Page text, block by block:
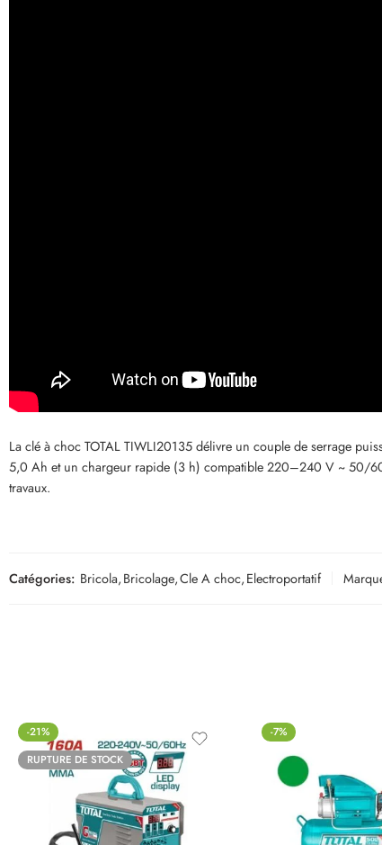
La clé à choc TOTAL TIWLI20135 délivre un couple de serrage
5,0 Ah et un chargeur rapide (3 h) compatible 220–240 V ~ 50/
travaux.
Catégories: Bricola,Bricolage,Cle A choc,Electroportatif
-21%
RUPTURE DE STOCK
-7%